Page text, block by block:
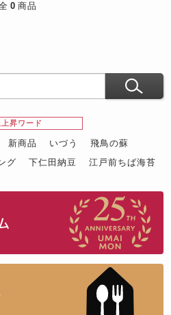
0 商品
昇ワード
新商品 いづう
飛鳥の蘇
グ 下仁田納豆
江戸前ちば海苔